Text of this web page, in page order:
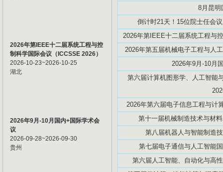
2026年第IEEE十二届系统工程与控
制科学国际会议（ICCSSE 2026）
2026-10-23~2026-10-25
湖北
2026年9月-10月国内+国际学术会
议
2026-09-28~2026-09-30
贵州
8月昆明
倒计时21天！15位院士任会
2026年第IEEE十二届系统工程与
2026年第五届机械电子工程与人
2026年9月-10月
第六届计算机图形学、人工智能
2026年第六届电子信息工程与计
第十一届机械制造技术与材
第八届机器人与智能制造
第七届电子通信与人工智能
第六届人工智能、自动化与高